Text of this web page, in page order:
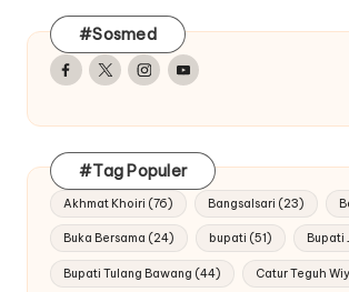
#Sosmed
Facebook
TwitterInstagram
Youtube
#Tag Populer
Akhmat Khoiri (76) Bangsalsari (23)
Buka Bersama (24) bupati (51) Bupati
Bupati Tulang Bawang (44) Catur Teguh